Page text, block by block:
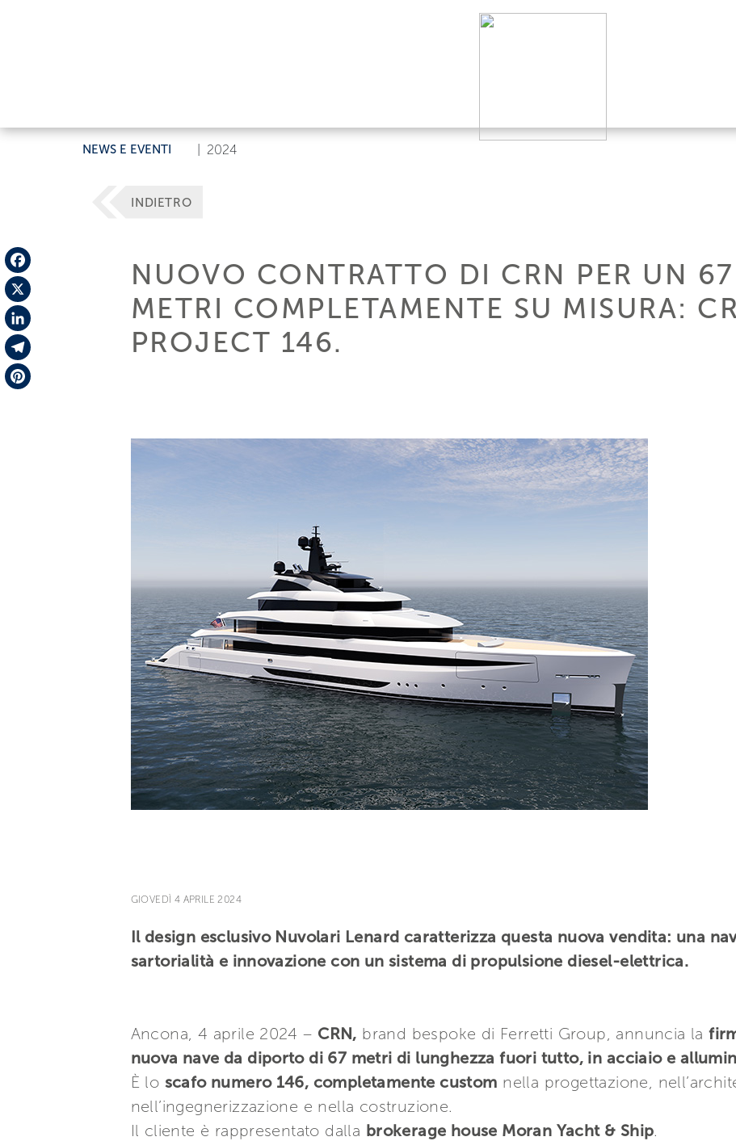
NEWS E EVENTI 2024
Facebook
X
LinkedIn
Telegram
INDIETRO
NUOVO CONTRATTO DI CRN PER UN 67
METRI COMPLETAMENTE SU MISURA:
PROJECT 146.
GIOVEDÌ 4 APRILE 2024
Il design esclusivo Nuvolari Lenard caratterizza questa nuova vendita: una
sartorialità e innovazione con un sistema di propulsione diesel-elettrica.
Ancona, 4 aprile 2024 – CRN, brand bespoke di Ferretti Group, annuncia la
nuova nave da diporto di 67 metri di lunghezza fuori tutto, in acciaio e
È lo scafo numero 146, completamente custom nella progettazione,
nell’ingegnerizzazione e nella costruzione.
Il cliente è rappresentato dalla brokerage house Moran Yacht & Ship.